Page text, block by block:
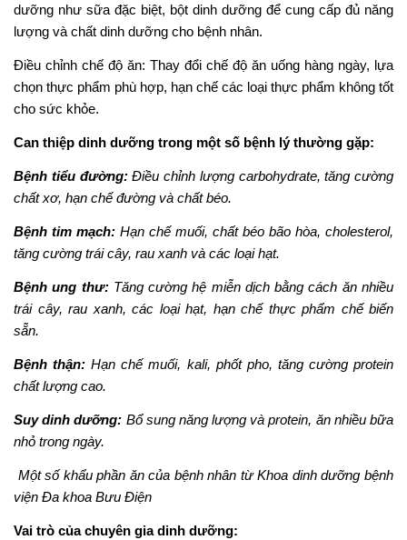
dưỡng như sữa đặc biệt, bột dinh dưỡng để cung cấp đủ năng
lượng và chất dinh dưỡng cho bệnh nhân.
Điều chỉnh chế độ ăn: Thay đổi chế độ ăn uống hàng ngày, lựa
chọn thực phẩm phù hợp, hạn chế các loại thực phẩm không tốt
cho sức khỏe.
Can thiệp dinh dưỡng trong một số bệnh lý thường gặp:
Bệnh tiểu đường:Điều chỉnh lượng carbohydrate, tăng cường
chất xơ, hạn chế đường và chất béo.
Bệnh tim mạch: Hạn chế muối, chất béo bão hòa, cholesterol,
tăng cường trái cây, rau xanh và các loại hạt.
Bệnh ung thư:Tăng cường hệ miễn dịch bằng cách ăn nhiều
trái cây, rau xanh, các loại hạt, hạn chế thực phẩm chế biến
sẵn.
Bệnh thận: Hạn chế muối, kali, phốt pho, tăng cường protein
chất lượng cao.
Suy dinh dưỡng: Bổ sung năng lượng và protein, ăn nhiều bữa
nhỏ trong ngày.
Một số khẩu phần ăn của bệnh nhân từ Khoa dinh dưỡng bệnh
viện Đa khoa Bưu Điện
Vai trò của chuyên gia dinh dưỡng: